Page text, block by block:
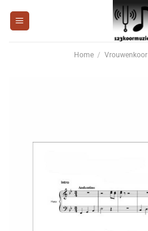
naar
Home / Vrouwenkoor